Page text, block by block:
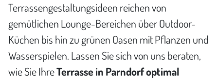
Terrassengestaltungsideen reichen von
gemütlichen Lounge-Bereichen über Outdoor-
Küchen bis hin zu grünen Oasen mit Pflanzen und
Wasserspielen. Lassen Sie sich von uns beraten,
wie Sie IhreTerrasse in Parndorf optimal